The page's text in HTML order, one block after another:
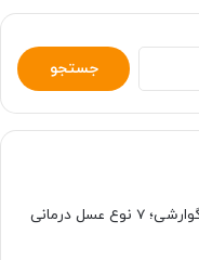
جستجو
برای:
بهترین عسل برای افراد مبتلا به مشکلات گوارشی؛ 7 نوع عسل درمانی